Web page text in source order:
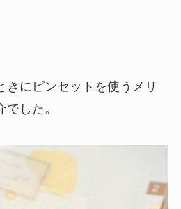
きにピンセットを使うメリ
した。